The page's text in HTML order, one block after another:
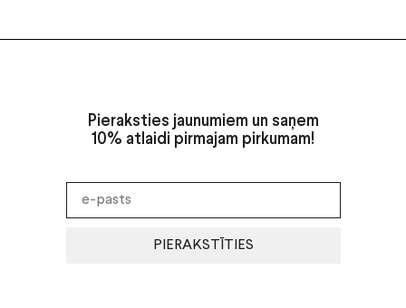
Pieraksties jaunumiem un saņem
10% atlaidi pirmajam pirkumam!
PIERAKSTĪTIES